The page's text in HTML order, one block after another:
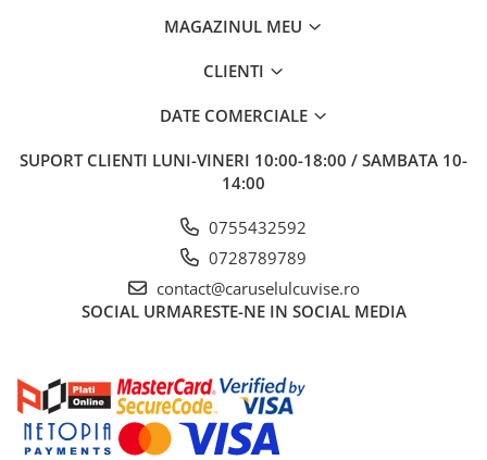
MAGAZINUL MEU
CLIENTI
DATE COMERCIALE
SUPORT CLIENTI LUNI-VINERI 10:00-18:00 / SAMBATA 10-
14:00
0755432592
0728789789
contact@caruselulcuvise.ro
SOCIAL URMARESTE-NE IN SOCIAL MEDIA